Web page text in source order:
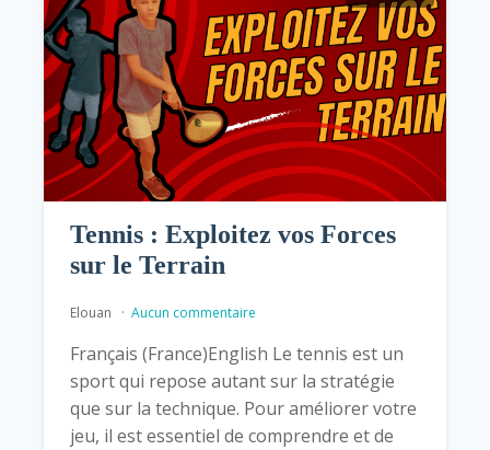
Tennis : Exploitez vos Forces
sur le Terrain
Elouan Aucun commentaire
Français (France)English Le tennis est un
sport qui repose autant sur la stratégie
que sur la technique. Pour améliorer votre
jeu, il est essentiel de comprendre et de